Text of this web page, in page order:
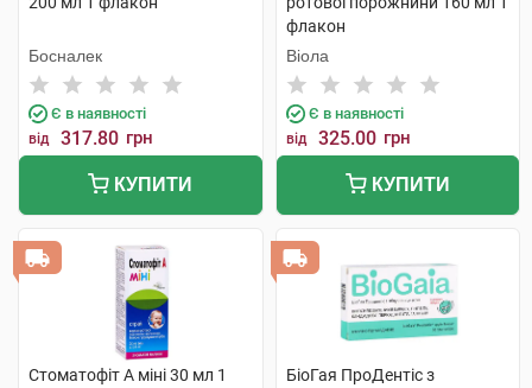
Босналек
Є в наявності
від 317.80 грн
КУПИТИ
флакон
Віола
Є в наявності
від 325.00 грн
КУПИТИ
Стоматофіт А міні 30 мл 1
БіоГая ПроДентіс з